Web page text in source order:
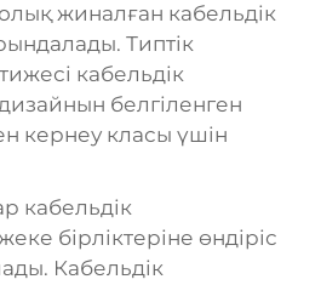
жиналған кабельдік
Типтік
кабельдік
белгіленген
кернеу класы үшін
кабельдік
бірліктеріне өндіріс
Кабельдік